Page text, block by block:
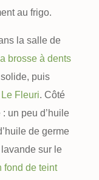
au frigo.
la salle de
brosse à dents
puis
Fleuri. Côté
un peu d’huile
de germe
sur le
fond de teint